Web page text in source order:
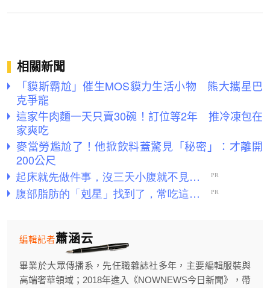
相關新聞
「貘斯霸尬」催生MOS貘力生活小物 熊大攜星巴
克爭寵
這家牛肉麵一天只賣30碗！訂位等2年 推冷凍包在
家爽吃
麥當勞尷尬了！他掀飲料蓋驚見「秘密」：才離開
200公尺
蕭涵云
編輯記者
畢業於大眾傳播系，先任職雜誌社多年，主要編輯服裝與
高端奢華領域；2018年進入《NOWNEWS今日新聞》，帶